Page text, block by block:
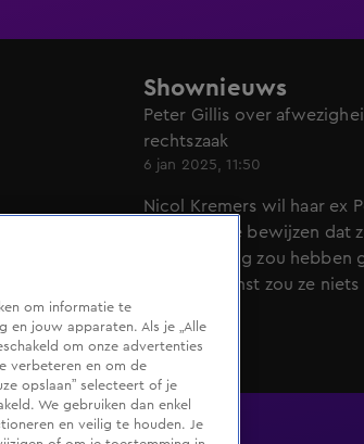
Shownieuws
Peter Gillis over
rechtszaak
6 jan 2025, 11:50
Nicol Kremers wil haar ex
horen om te bewijzen dat
onder dwang zou hebben
overeenkomst zou ze
daarvan maakte de SBS6-
van omstandigheden". Ze
slachtoffer is geweest van
om informatie te
en jouw apparaten. Als je „Alle
om onze advertenties
verbeteren en om de
opslaan” selecteert of je
We gebruiken dan enkel
en veilig te houden. Je